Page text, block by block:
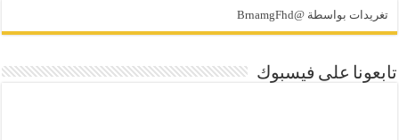
تغريدات بواسطة @BrnamgFhd
تابعونا على فيسبوك